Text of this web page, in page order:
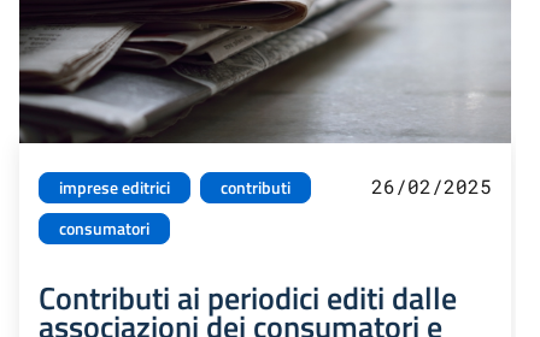
imprese editrici
contributi
consumatori
26/02/2025
Contributi ai periodici editi dalle
associazioni dei consumatori e